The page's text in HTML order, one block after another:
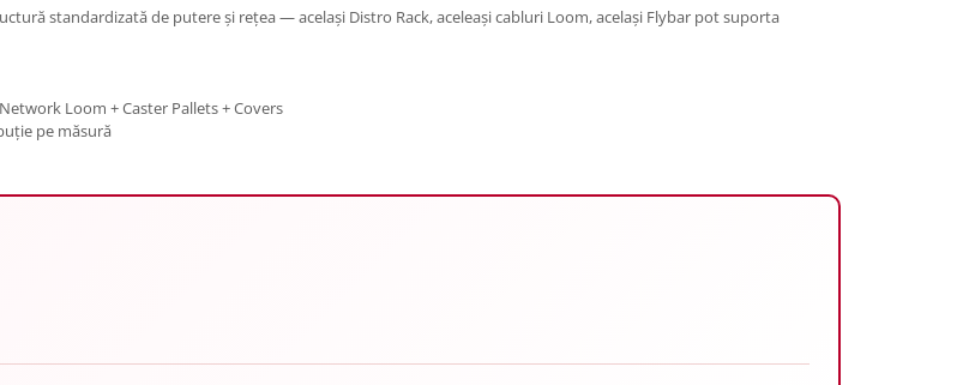
standardizată de putere și rețea — același Distro Rack, aceleași cabluri Loom, același Flybar pot suporta
Loom + Caster Pallets + Covers
pe măsură